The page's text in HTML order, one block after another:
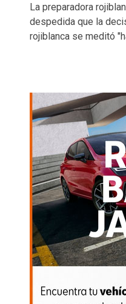
La preparadora
despedida que la
rojiblanca se meditó